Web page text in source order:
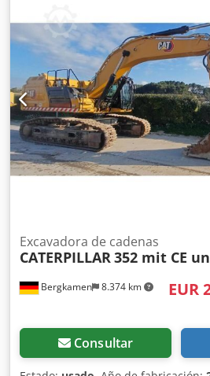
Transmisión: propulsión
total con eje oscilante Depósito y
Depósito de diésel: aprox. 350
hidráulica load-sensing con varios
implementos Dsdpezqx Rtofx Ah
Solo 2.600 horas de
Bergkamen 8.374 km
Excavadora de cadenas
CATERPILLAR352 mit CE
EUR
Consultar